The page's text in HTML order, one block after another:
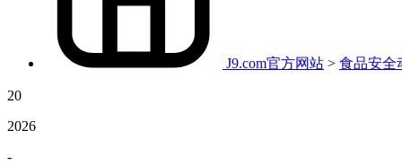
J9.com官方网站 > 食品安全
20
2026
-